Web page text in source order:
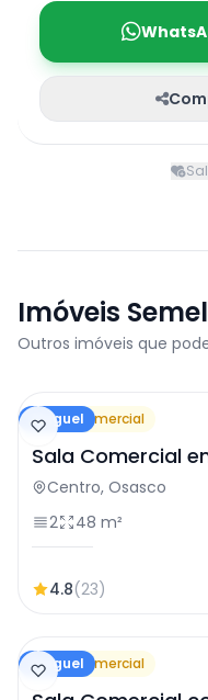
Imóveis
Outros imóveis que
Aluguel
Sala Comercial
Sala Comercial
Centro, Osasco
2
48 m²
4.8(23)
Aluguel
Sala Comercial